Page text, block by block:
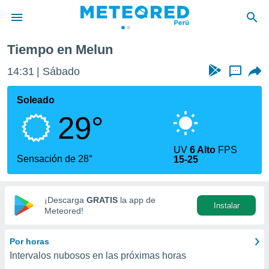
de
ha sido
calidad.
a este
las
y
digital
basada
Tiempo en Melun
14:31 Sábado ...
Soleado
29°
Sensación de 28°
UV6 Alto FPS
15-25
¡Descarga GRATIS la app de
Meteored!
Instalar
Por horas
Intervalos nubosos en las próximas horas